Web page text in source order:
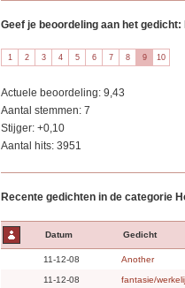
Geef je beoordeling aan het gedicht:
Actuele beoordeling: 9,43
Aantal stemmen: 7
Stijger: +0,10
Aantal hits: 3951
Recente gedichten in de categorie
Datum Gedicht
11-12-08 Another
11-12-08 fantasie/